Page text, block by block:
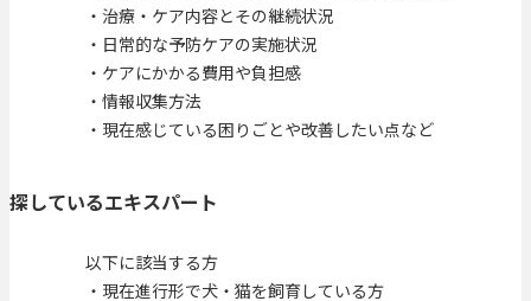
・治療・ケア内容とその継続状況
・日常的な予防ケアの実施状況
・ケアにかかる費用や負担感
・情報収集方法
・現在感じている困りごとや改善したい点など
探しているエキスパート
以下に該当する方
・現在進行形で犬・猫を飼育している方